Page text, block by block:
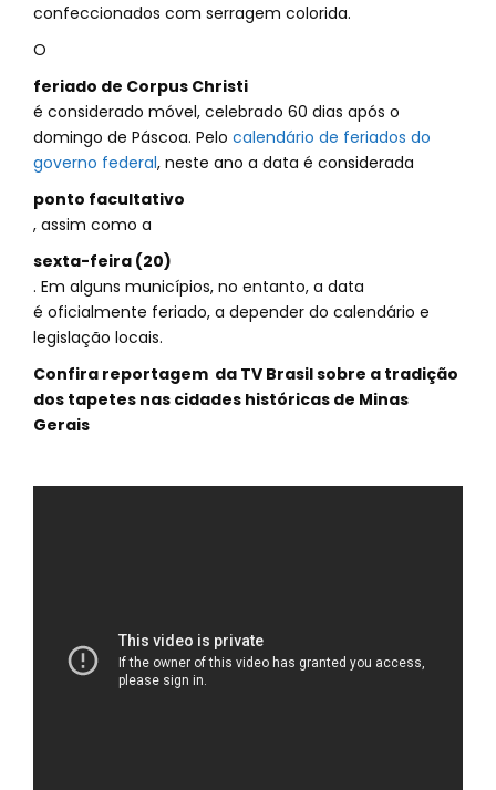
confeccionados com serragem colorida.
O
feriado de Corpus Christi
é considerado móvel, celebrado 60 dias após o
domingo de Páscoa. Pelo calendário de feriados do
governo federal, neste ano a data é considerada
ponto facultativo
, assim como a
sexta-feira (20)
. Em alguns municípios, no entanto, a data
é oficialmente feriado, a depender do calendário e
legislação locais.
Confira reportagem da TV Brasil sobre a tradição
dos tapetes nas cidades históricas de Minas
Gerais